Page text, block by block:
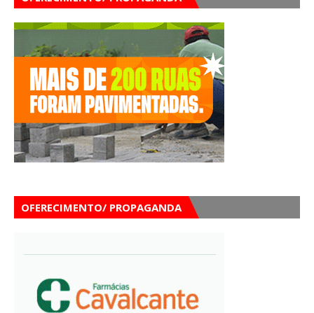
OFERECIMENTO/ PROPAGANDA